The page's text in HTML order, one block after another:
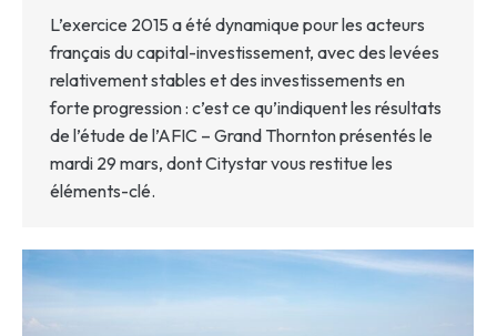
L’exercice 2015 a été dynamique pour les acteurs
français du capital-investissement, avec des levées
relativement stables et des investissements en
forte progression : c’est ce qu’indiquent les résultats
de l’étude de l’AFIC – Grand Thornton présentés le
mardi 29 mars, dont Citystar vous restitue les
éléments-clé.